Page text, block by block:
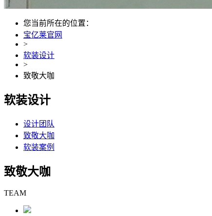
您当前所在的位置：
宝亿莱官网
>
软装设计
>
致敬大咖
软装设计
设计团队
致敬大咖
软装案例
致敬大咖
TEAM